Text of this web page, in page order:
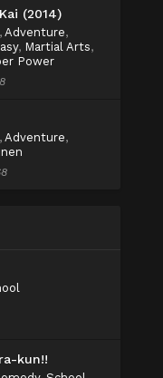
(2014)
, Adventure,
, Martial Arts,
Power
, Adventure,
kun!!